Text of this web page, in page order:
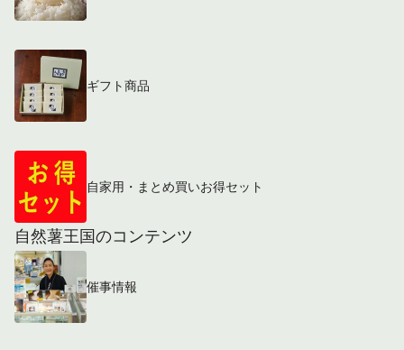
ギフト商品
自家用・まとめ買いお得セット
自然薯王国のコンテンツ
催事情報